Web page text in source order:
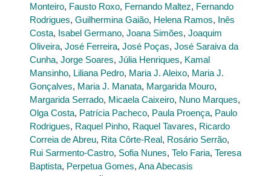
Monteiro, Fausto Roxo, Fernando Maltez, Fernando
Rodrigues, Guilhermina Gaião, Helena Ramos, Inês
Costa, Isabel Germano, Joana Simões, Joaquim
Oliveira, José Ferreira, José Poças, José Saraiva da
Cunha, Jorge Soares, Júlia Henriques, Kamal
Mansinho, Liliana Pedro, Maria J. Aleixo, Maria J.
Gonçalves, Maria J. Manata, Margarida Mouro,
Margarida Serrado, Micaela Caixeiro, Nuno Marques,
Olga Costa, Patrícia Pacheco, Paula Proença, Paulo
Rodrigues, Raquel Pinho, Raquel Tavares, Ricardo
Correia de Abreu, Rita Côrte-Real, Rosário Serrão,
Rui Sarmento-Castro, Sofia Nunes, Telo Faria, Teresa
Baptista, Perpetua Gomes, Ana Abecasis